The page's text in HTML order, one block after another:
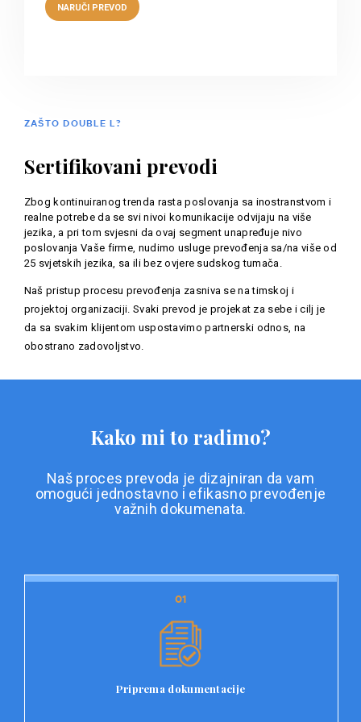
ZAŠTO DOUBLE L?
Sertifikovani prevodi
Zbog kontinuiranog trenda rasta poslovanja sa inostranstvom i
realne potrebe da se svi nivoi komunikacije odvijaju na više
jezika, a pri tom svjesni da ovaj segment unapređuje nivo
poslovanja Vaše firme, nudimo usluge prevođenja sa/na više od
25 svjetskih jezika, sa ili bez ovjere sudskog tumača.
Naš pristup procesu prevođenja zasniva se na timskoj i
projektoj organizaciji. Svaki prevod je projekat za sebe i cilj je
da sa svakim klijentom uspostavimo partnerski odnos, na
obostrano zadovoljstvo.
Kako mi to radimo?
Naš proces prevoda je dizajniran da vam
omogući jednostavno i efikasno prevođenje
važnih dokumenata.
01
Priprema dokumentacije
01
Prvi korak u našem procesu prevoda je priprema
dokumentacije. Korisnici jednostavno učitavaju svoje
dokumenta, kao i specifične zahtjeve za prevod.